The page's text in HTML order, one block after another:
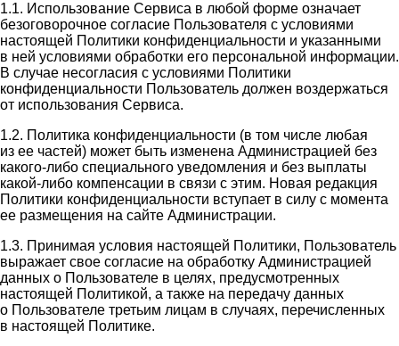
1.1. Использование Сервиса в любой форме означает
безоговорочное согласие Пользователя с условиями
настоящей Политики конфиденциальности и указанными
в ней условиями обработки его персональной информации.
В случае несогласия с условиями Политики
конфиденциальности Пользователь должен воздержаться
от использования Сервиса.
1.2. Политика конфиденциальности (в том числе любая
из ее частей) может быть изменена Администрацией без
какого-либо специального уведомления и без выплаты
какой-либо компенсации в связи с этим. Новая редакция
Политики конфиденциальности вступает в силу с момента
ее размещения на сайте Администрации.
1.3. Принимая условия настоящей Политики, Пользователь
выражает свое согласие на обработку Администрацией
данных о Пользователе в целях, предусмотренных
настоящей Политикой, а также на передачу данных
о Пользователе третьим лицам в случаях, перечисленных
в настоящей Политике.